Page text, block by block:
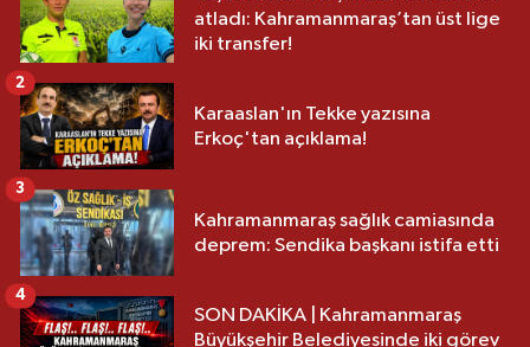
atladı: Kahramanmaraş’tan üst lige
iki transfer!
Karaaslan'ın Tekke yazısına
Erkoç'tan açıklama!
2
Kahramanmaraş sağlık camiasında
deprem: Sendika başkanı istifa etti
3
SON DAKİKA | Kahramanmaraş
Büyükşehir Belediyesinde iki görev
4